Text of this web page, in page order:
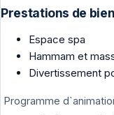
Prestations de
Espace spa
Hammam et
Divertissement
Programme